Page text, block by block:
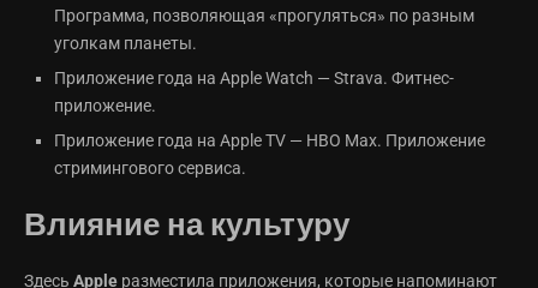
Программа, позволяющая «прогуляться» по разным
уголкам планеты.
Приложение года на Apple Watch — Strava. Фитнес-
приложение.
Приложение года на Apple TV — HBO Max. Приложение
стримингового сервиса.
Влияние на культуру
Здесь Apple разместила приложения, которые напоминают